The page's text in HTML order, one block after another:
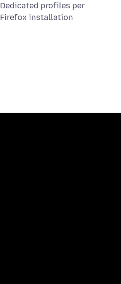
Dedicated profiles per
Firefox installation